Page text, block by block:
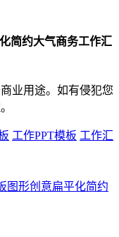
简约大气商务工作汇
业用途。如有侵犯您
工作PPT模板 工作汇
图形创意扁平化简约